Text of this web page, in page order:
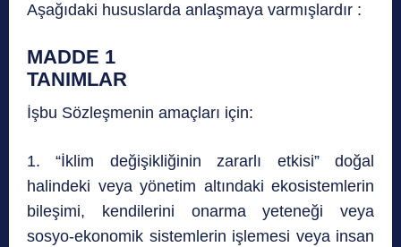
Aşağıdaki hususlarda anlaşmaya varmışlardır :
MADDE 1
TANIMLAR
İşbu Sözleşmenin amaçları için:
1. “İklim değişikliğinin zararlı etkisi” doğal
halindeki veya yönetim altındaki ekosistemlerin
bileşimi, kendilerini onarma yeteneği veya
sosyo-ekonomik sistemlerin işlemesi veya insan